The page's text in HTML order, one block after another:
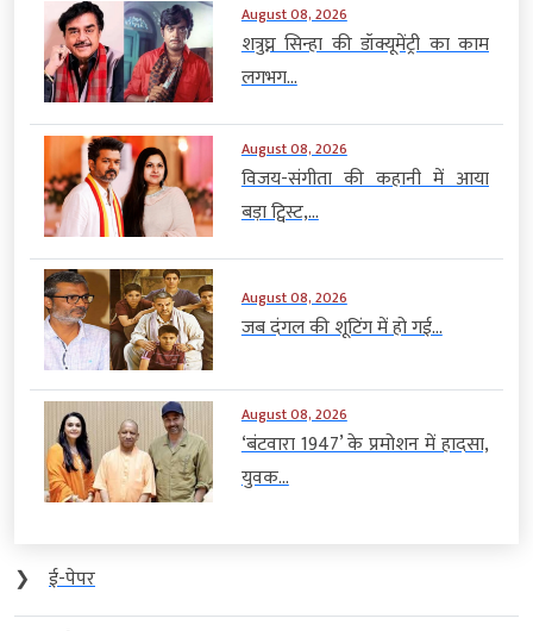
August 08, 2026
शत्रुघ्न सिन्हा की डॉक्यूमेंट्री का काम
लगभग...
August 08, 2026
विजय-संगीता की कहानी में आया
बड़ा ट्विस्ट,...
August 08, 2026
जब दंगल की शूटिंग में हो गई...
August 08, 2026
‘बंटवारा 1947’ के प्रमोशन में हादसा,
युवक...
❯
ई-पेपर